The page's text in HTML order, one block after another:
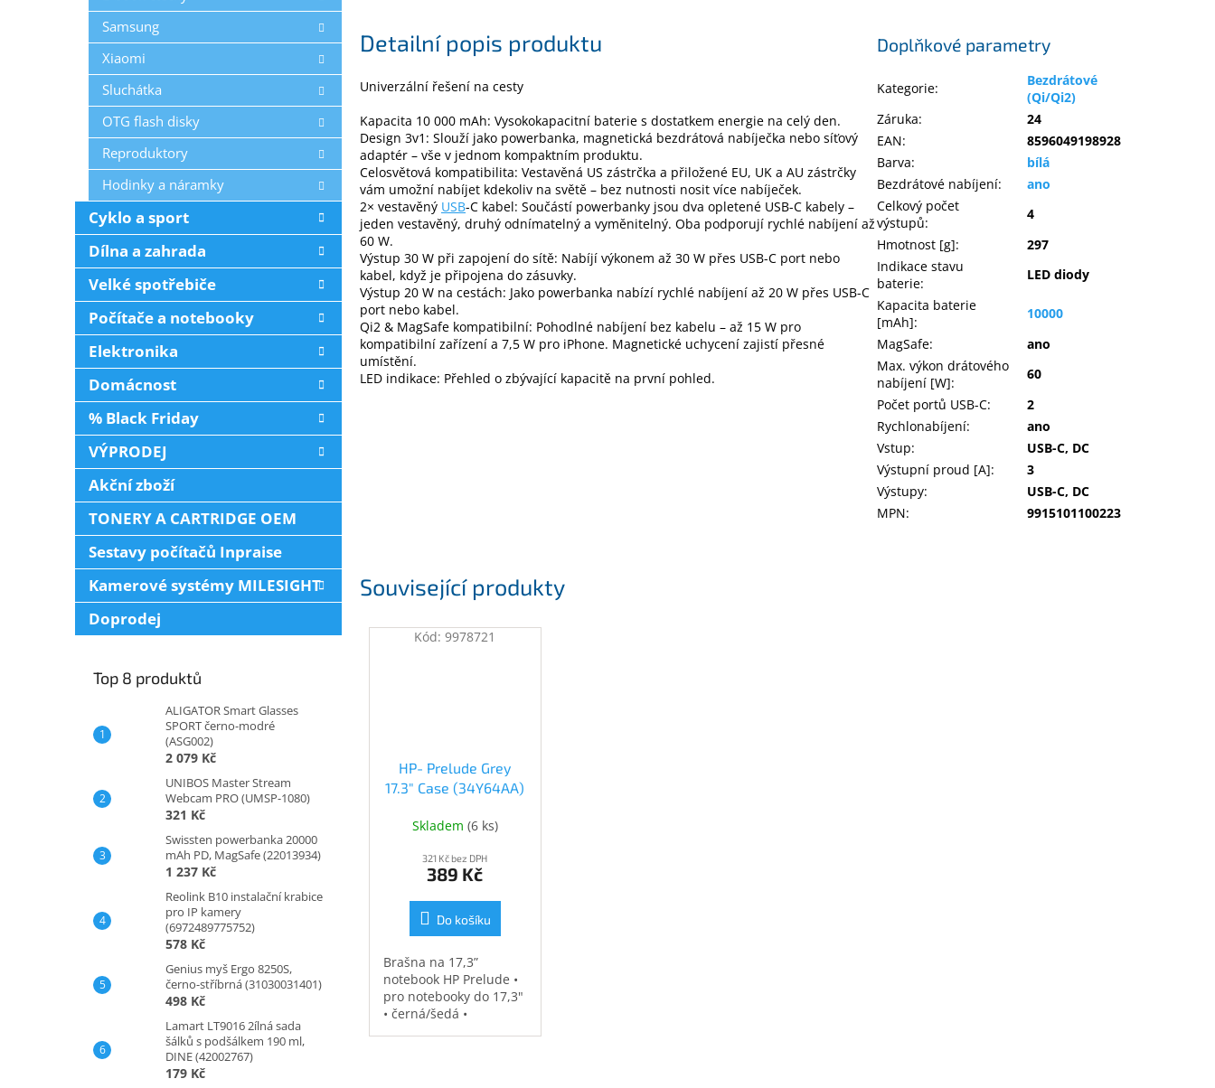
Samsung
Xiaomi
Sluchátka
OTG flash disky
Reproduktory
Hodinky a náramky
Cyklo a sport
Dílna a zahrada
Velké spotřebiče
Počítače a notebooky
Elektronika
Domácnost
% Black Friday
VÝPRODEJ
Akční zboží
TONERY A CARTRIDGE OEM
Sestavy počítačů Inpraise
Kamerové systémy MILESIGHT
Doprodej
Top 8 produktů
ALIGATOR Smart Glasses
SPORT černo-modré
(ASG002)
2 079 Kč
UNIBOS Master Stream
Webcam PRO (UMSP-1080)
321 Kč
Swissten powerbanka 20000
mAh PD, MagSafe (22013934)
1 237 Kč
Reolink B10 instalační krabice
pro IP kamery
(6972489775752)
578 Kč
Genius myš Ergo 8250S,
černo-stříbrná (31030031401)
498 Kč
Lamart LT9016 2ílná sada
šálků s podšálkem 190 ml,
DINE (42002767)
179 Kč
Související produkty
HP- Prelude Grey
17.3" Case (34Y64AA)
Skladem (6 ks)
321 Kč bez DPH
389 Kč
Do košíku
Brašna na 17,3”
notebook HP Prelude •
pro notebooky do 17,3"
• černá/šedá •
Kód:9978721
Detailní popis produktu
Univerzální řešení na cesty
Kapacita 10 000 mAh: Vysokokapacitní baterie s dostatkem energie na celý den.
Design 3v1: Slouží jako powerbanka, magnetická bezdrátová nabíječka nebo síťový
adaptér – vše v jednom kompaktním produktu.
Celosvětová kompatibilita: Vestavěná US zástrčka a přiložené EU, UK a AU zástrčky
vám umožní nabíjet kdekoliv na světě – bez nutnosti nosit více nabíječek.
2× vestavěný USB-C kabel: Součástí powerbanky jsou dva opletené USB-C kabely –
jeden vestavěný, druhý odnímatelný a vyměnitelný. Oba podporují rychlé nabíjení až
60 W.
Výstup 30 W při zapojení do sítě: Nabíjí výkonem až 30 W přes USB-C port nebo
kabel, když je připojena do zásuvky.
Výstup 20 W na cestách: Jako powerbanka nabízí rychlé nabíjení až 20 W přes USB-C
port nebo kabel.
Qi2 & MagSafe kompatibilní: Pohodlné nabíjení bez kabelu – až 15 W pro
kompatibilní zařízení a 7,5 W pro iPhone. Magnetické uchycení zajistí přesné
umístění.
LED indikace: Přehled o zbývající kapacitě na první pohled.
Doplňkové parametry
Kategorie:
Bezdrátové
(Qi/Qi2)
Záruka:
24
EAN:
8596049198928
Barva:
bílá
Bezdrátové nabíjení:
ano
Celkový počet
výstupů:
4
Hmotnost [g]:
297
Indikace stavu
baterie:
LED diody
Kapacita baterie
[mAh]:
10000
MagSafe:
ano
Max. výkon drátového
nabíjení [W]:
60
Počet portů USB-C:
2
Rychlonabíjení:
ano
Vstup:
USB-C, DC
Výstupní proud [A]:
3
Výstupy:
USB-C, DC
MPN: 9915101100223